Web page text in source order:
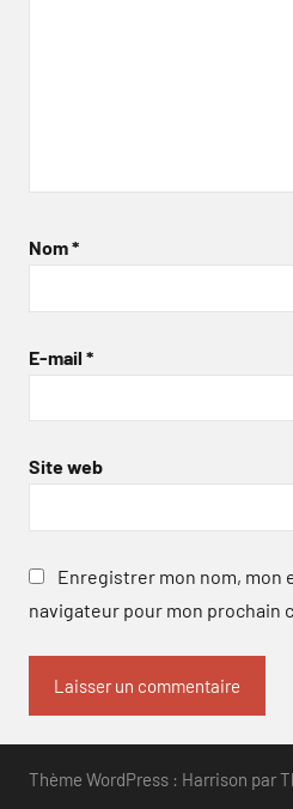
Nom*
E-mail *
Site web
Enregistrer mon nom, mon
navigateur pour mon prochain
Thème WordPress : Harrison par